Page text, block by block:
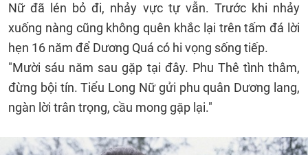
Nữ đã lén bỏ đi, nhảy vực tự vẫn. Trước khi nhảy
xuống nàng cũng không quên khắc lại trên tấm đá lời
hẹn 16 năm để Dương Quá có hi vọng sống tiếp.
"Mười sáu năm sau gặp tại đây. Phu Thê tình thâm,
đừng bội tín. Tiểu Long Nữ gửi phu quân Dương lang,
ngàn lời trân trọng, cầu mong gặp lại."